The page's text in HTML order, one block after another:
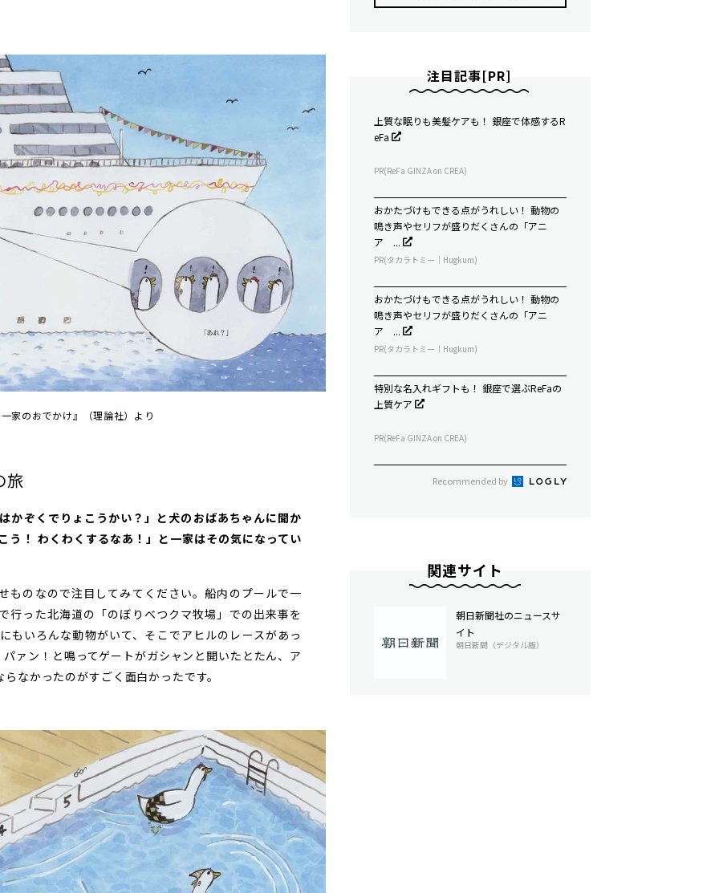
家のおでかけ』（理論社）より
旅
かぞくでりょこうかい？」と犬のおばあちゃんに聞か
う！ わくわくするなあ！」と一家はその気になってい
のなので注目してみてください。船内のプールで一
行った北海道の「のぼりべつクマ牧場」での出来事を
もいろんな動物がいて、そこでアヒルのレースがあっ
ァン！と鳴ってゲートがガシャンと開いたとたん、ア
なかったのがすごく面白かったです。
注目記事[PR]
上質な眠りも美髪ケアも！ 銀座で体感するR
eFa
PR(ReFa GINZA on CREA)
おかたづけもできる点がうれしい！ 動物の
鳴き声やセリフが盛りだくさんの「アニ
ア ...
PR(タカラトミー｜Hugkum)
おかたづけもできる点がうれしい！ 動物の
鳴き声やセリフが盛りだくさんの「アニ
ア ...
PR(タカラトミー｜Hugkum)
特別な名入れギフトも！ 銀座で選ぶReFaの
上質ケア
PR(ReFa GINZA on CREA)
Recommended by
関連サイト
朝日新聞社のニュースサ
イト
朝日新聞（デジタル版）